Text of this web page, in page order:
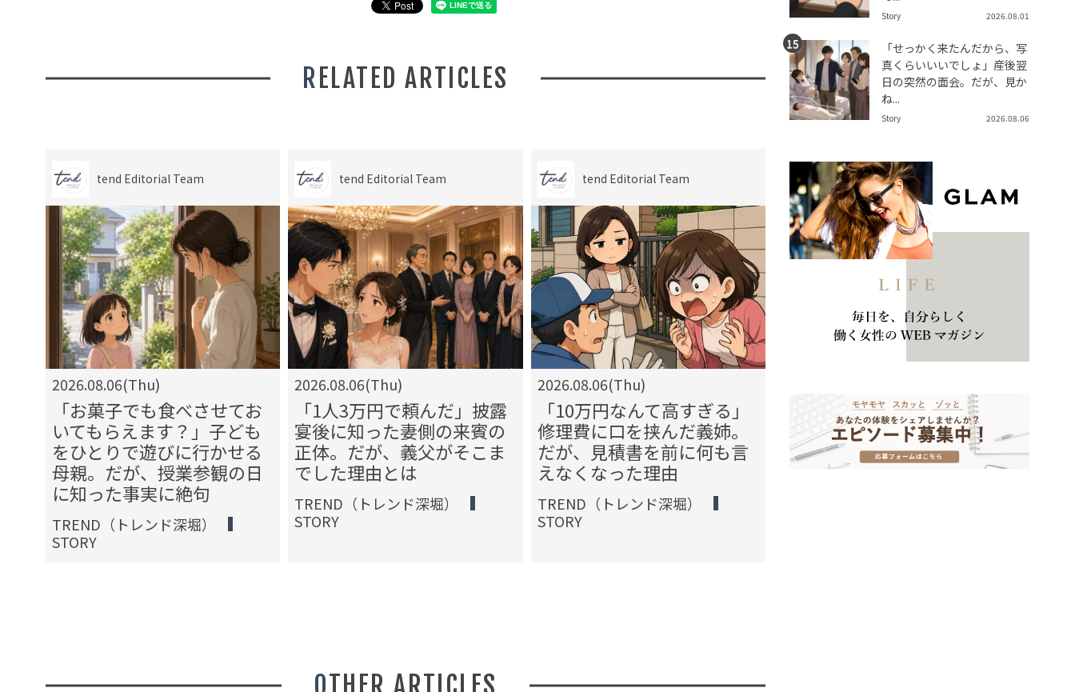
RELATED ARTICLES
tend Editorial Team
2026.08.06(Thu)
「お菓子でも食べさせてお
いてもらえます？」子ども
をひとりで遊びに行かせる
母親。だが、授業参観の日
に知った事実に絶句
TREND（トレンド深堀）
STORY
tend Editorial Team
2026.08.06(Thu)
「1人3万円で頼んだ」披露
宴後に知った妻側の来賓の
正体。だが、義父がそこま
でした理由とは
TREND（トレンド深堀）
STORY
tend Editorial Team
2026.08.06(Thu)
「10万円なんて高すぎる」
修理費に口を挟んだ義姉。
だが、見積書を前に何も言
えなくなった理由
TREND（トレンド深堀）
STORY
tend Editorial Team
「私が毎週来て、ご飯を作
るわ」わが家の台所に口を
出し続ける義母。だが、夫
が示した線引きで態度が一
悪い
を勝
OTHER ARTICLES
Story 2026.08.01
「せっかく来たんだから、写
真くらいいいでしょ」産後翌
日の突然の面会。だが、見か
ね...
Story 2026.08.06